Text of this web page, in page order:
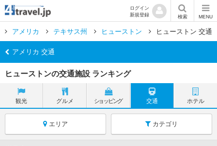
ログイン
新規登録
検索 MENU
アメリカ テキサス州 ヒューストン ヒューストン 交通
アメリカ 交通
ヒューストンの交通施設 ランキング
観光 グルメ ショッピング 交通 ホテル
エリア カテゴリ